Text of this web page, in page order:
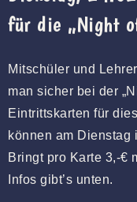
für die „Night
Mitschüler und
man sicher bei der
Eintrittskarten für
können am Dienstag
Bringt pro Karte 3,-€
Infos gibt’s unten.